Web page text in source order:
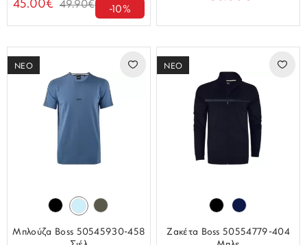
45.00€ 49.90€ -10%
ΝΕΟ
Μπλούζα Boss 50545930-458
ΝΕΟ
Ζακέτα Boss 50554779-404